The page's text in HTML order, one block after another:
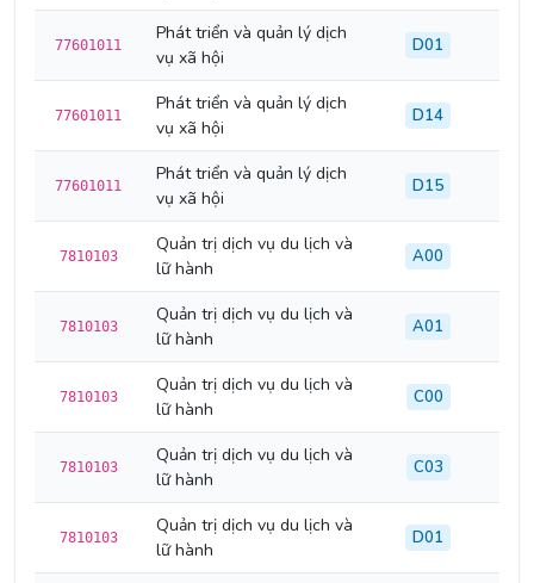
77601011
Phát triển và quản lý dịch
vụ xã hội
D01
77601011
Phát triển và quản lý dịch
vụ xã hội
D14
77601011
Phát triển và quản lý dịch
vụ xã hội
D15
7810103
Quản trị dịch vụ du lịch và
lữ hành
A00
7810103
Quản trị dịch vụ du lịch và
lữ hành
A01
7810103
Quản trị dịch vụ du lịch và
lữ hành
C00
7810103
Quản trị dịch vụ du lịch và
lữ hành
C03
7810103
Quản trị dịch vụ du lịch và
lữ hành
D01